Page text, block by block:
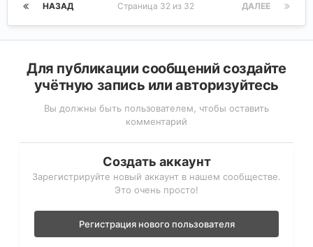
НАЗАД ДАЛЕЕ
Страница 32 из 32
Для публикации сообщений создайте
учётную запись или авторизуйтесь
Вы должны быть пользователем, чтобы оставить
комментарий
Создать аккаунт
Зарегистрируйте новый аккаунт в нашем сообществе.
Это очень просто!
Регистрация нового пользователя